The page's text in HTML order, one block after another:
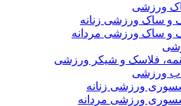
ورزشی
و ساک ورزشی زنانه
و ساک ورزشی مردانه
فلاسک و شیکر ورزشی
ورزشی
ورزشی زنانه
ورزشی مردانه